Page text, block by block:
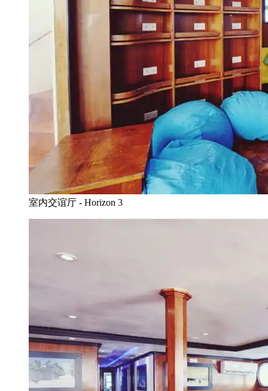
室内交谊厅 - Horizon 3